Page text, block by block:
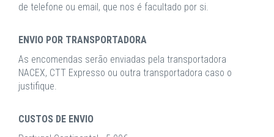
de telefone ou email, que nos é facultado por si.
ENVIO POR TRANSPORTADORA
As encomendas serão enviadas pela transportadora
NACEX, CTT Expresso ou outra transportadora caso o
justifique.
CUSTOS DE ENVIO